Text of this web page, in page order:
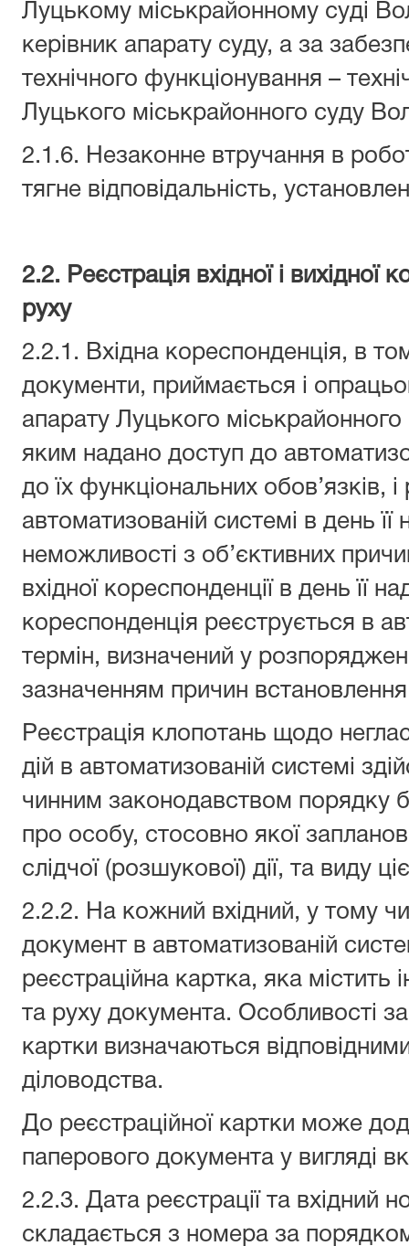
Луцькому міськрайонному суді
керівник апарату суду, а за
технічного функціонування –
Луцького міськрайонного суду
2.1.6. Незаконне втручання в
тягне відповідальність,
2.2. Реєстрація вхідної і вихідної
руху
2.2.1. Вхідна кореспонденція, в
документи, приймається і
апарату Луцького міськрайонного
яким надано доступ до
до їх функціональних обов’язків,
автоматизованій системі в день
неможливості з об’єктивних
вхідної кореспонденції в день її
кореспонденція реєструється в
термін, визначений у
зазначенням причин встановлення
Реєстрація клопотань щодо
дій в автоматизованій системі
чинним законодавством порядку
про особу, стосовно якої
слідчої (розшукової) дії, та виду
2.2.2. На кожний вхідний, у тому
документ в автоматизованій
реєстраційна картка, яка містить
та руху документа. Особливості
картки визначаються
діловодства.
До реєстраційної картки може
паперового документа у вигляді
2.2.3. Дата реєстрації та вхідний
складається з номера за